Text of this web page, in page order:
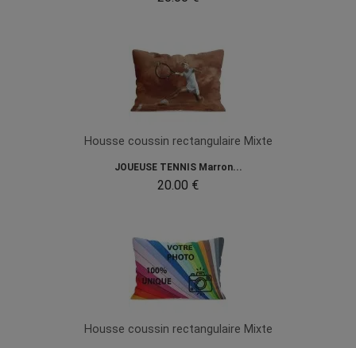
Housse coussin rectangulaire Mixte
JOUEUSE TENNIS Marron...
20.00 €
Housse coussin rectangulaire Mixte